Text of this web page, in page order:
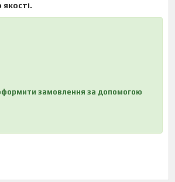
замовлення за допомогою